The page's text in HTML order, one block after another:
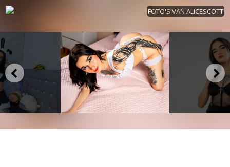
FOTO'S VAN ALICESCOTT